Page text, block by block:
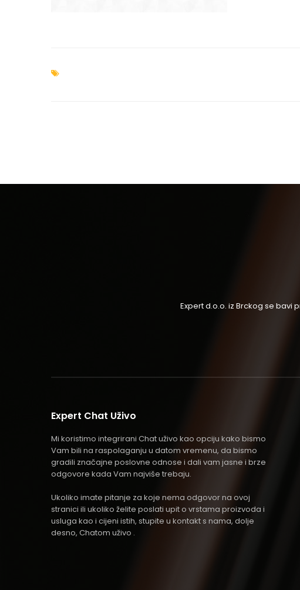
Expert d.o.o. iz Brckog se bavi
Expert Chat Uživo
Mi koristimo integrirani Chat uživo kao opciju kako bismo
Vam bili na raspolaganju u datom vremenu, da bismo
gradili značajne poslovne odnose i dali vam jasne i brze
odgovore kada Vam najviše trebaju.
Ukoliko imate pitanje za koje nema odgovor na ovoj
stranici ili ukoliko želite poslati upit o vrstama proizvoda i
usluga kao i cijeni istih, stupite u kontakt s nama, dolje
desno, Chatom uživo .